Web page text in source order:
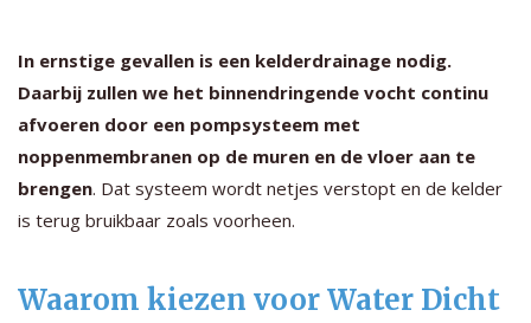
In ernstige gevallen is een kelderdrainage nodig.
Daarbij zullen we het binnendringende vocht continu
afvoeren door een pompsysteem met
noppenmembranen op de muren en de vloer aan te
brengen. Dat systeem wordt netjes verstopt en de kelder
is terug bruikbaar zoals voorheen.
Waarom kiezen voor Water Dicht